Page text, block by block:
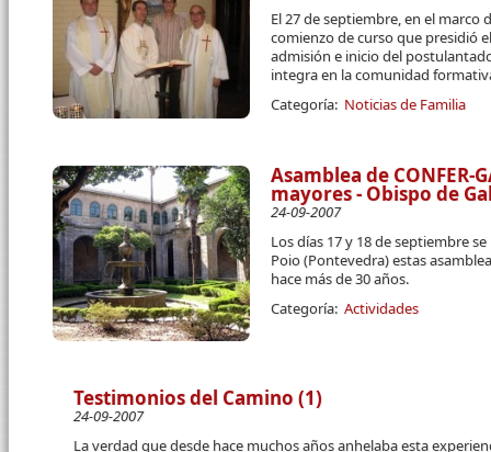
El 27 de septiembre, en el marco
comienzo de curso que presidió
admisión e inicio del
integra en la comunidad
Categoría: Noticias de Familia
Asamblea de CONFER-
mayores - Obispo de
24-09-2007
Los días 17 y 18 de septiembre
Poio (Pontevedra) estas
hace más de 30 años.
Categoría: Actividades
Testimonios del Camino (1)
24-09-2007
La verdad que desde hace muchos años anhelaba esta